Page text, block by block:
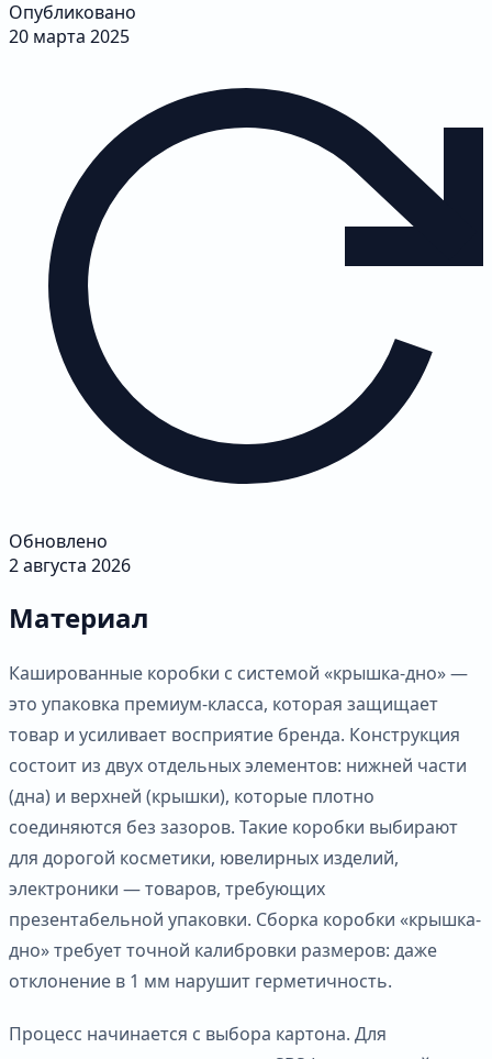
Опубликовано
20 марта 2025
Обновлено
2 августа 2026
Материал
Кашированные коробки с системой «крышка-дно» —
это упаковка премиум-класса, которая защищает
товар и усиливает восприятие бренда. Конструкция
состоит из двух отдельных элементов: нижней части
(дна) и верхней (крышки), которые плотно
соединяются без зазоров. Такие коробки выбирают
для дорогой косметики, ювелирных изделий,
электроники — товаров, требующих
презентабельной упаковки. Сборка коробки «крышка-
дно» требует точной калибровки размеров: даже
отклонение в 1 мм нарушит герметичность.
Процесс начинается с выбора картона. Для